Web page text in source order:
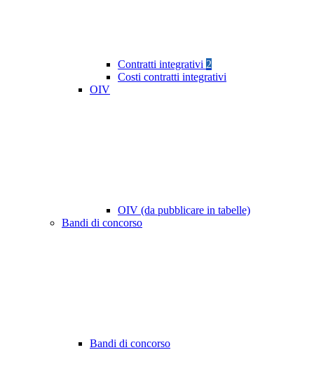
Contratti integrativi 2
Costi contratti integrativi
OIV
OIV (da pubblicare in tabelle)
Bandi di concorso
Bandi di concorso